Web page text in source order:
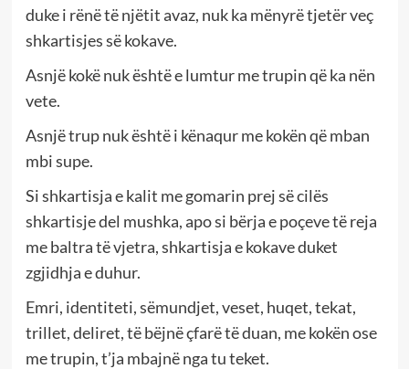
duke i rënë të njëtit avaz, nuk ka mënyrë tjetër veç
shkartisjes së kokave.
Asnjë kokë nuk është e lumtur me trupin që ka nën
vete.
Asnjë trup nuk është i kënaqur me kokën që mban
mbi supe.
Si shkartisja e kalit me gomarin prej së cilës
shkartisje del mushka, apo si bërja e poçeve të reja
me baltra të vjetra, shkartisja e kokave duket
zgjidhja e duhur.
Emri, identiteti, sëmundjet, veset, huqet, tekat,
trillet, deliret, të bëjnë çfarë të duan, me kokën ose
me trupin, t’ja mbajnë nga tu teket.